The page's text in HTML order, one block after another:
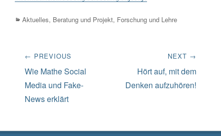
Categories
Aktuelles, Beratung und Projekt, Forschung und Lehre
Beitrags-
Navigation
← PREVIOUS
Previous
post:
Wie Mathe Social
Media und Fake-
News erklärt
NEXT →
post:
Hört auf, mit dem
Denken aufzuhören!